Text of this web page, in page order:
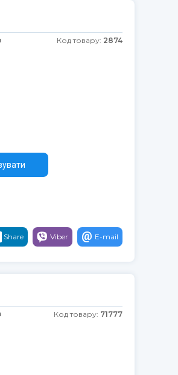
Код товару: 2874
Share Viber E-mail
Код товару: 71777